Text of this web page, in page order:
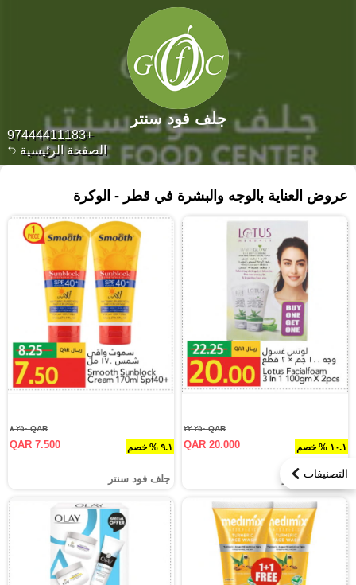
الصفحة الرئيسية
+97444411183
جلف فود سنتر
التصنيفات
عروض العناية بالوجه والبشرة في قطر - الوكرة
١٠.١ % خصم
QAR ٢٢.٢٥٠
QAR 20.000
جلف فود سنتر
٩.١ % خصم
QAR ٨.٢٥٠
QAR 7.500
جلف فود سنتر